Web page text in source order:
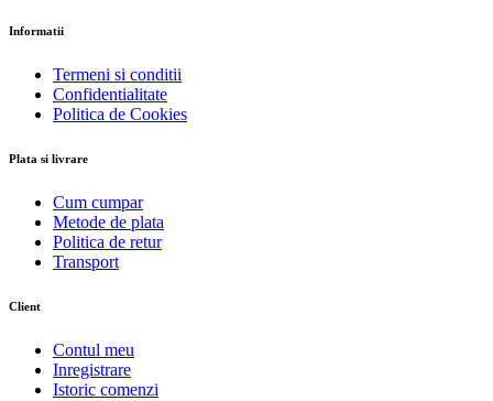
Informatii
Termeni si conditii
Confidentialitate
Politica de Cookies
Plata si livrare
Cum cumpar
Metode de plata
Politica de retur
Transport
Client
Contul meu
Inregistrare
Istoric comenzi